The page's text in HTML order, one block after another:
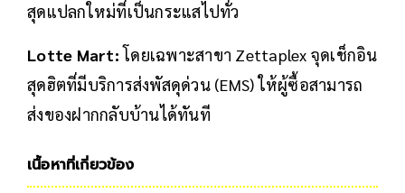
สุดแปลกใหม่ที่เป็นกระแสไปทั่ว
Lotte Mart:โดยเฉพาะสาขา Zettaplex จุดเช็กอิน
สุดฮิตที่มีบริการส่งพัสดุด่วน (EMS) ให้ผู้ซื้อสามารถ
ส่งของฝากกลับบ้านได้ทันที
เนื้อหาที่เกี่ยวข้อง